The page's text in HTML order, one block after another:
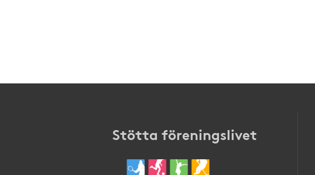
Stötta föreningslivet